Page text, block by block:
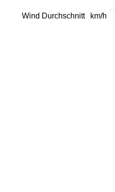
Wind Durchschnitt km/h